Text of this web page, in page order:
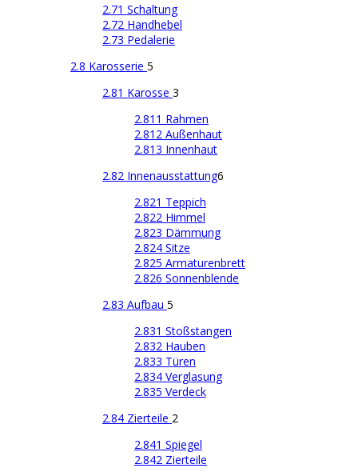
2.71 Schaltung
2.72 Handhebel
2.73 Pedalerie
2.8 Karosserie 5
2.81 Karosse 3
2.811 Rahmen
2.812 Außenhaut
2.813 Innenhaut
2.82 Innenausstattung6
2.821 Teppich
2.822 Himmel
2.823 Dämmung
2.824 Sitze
2.825 Armaturenbrett
2.826 Sonnenblende
2.83 Aufbau 5
2.831 Stoßstangen
2.832 Hauben
2.833 Türen
2.834 Verglasung
2.835 Verdeck
2.84 Zierteile 2
2.841 Spiegel
2.842 Zierteile